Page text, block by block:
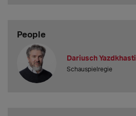
People
Dariusch Yazdkhasti
Schauspielregie